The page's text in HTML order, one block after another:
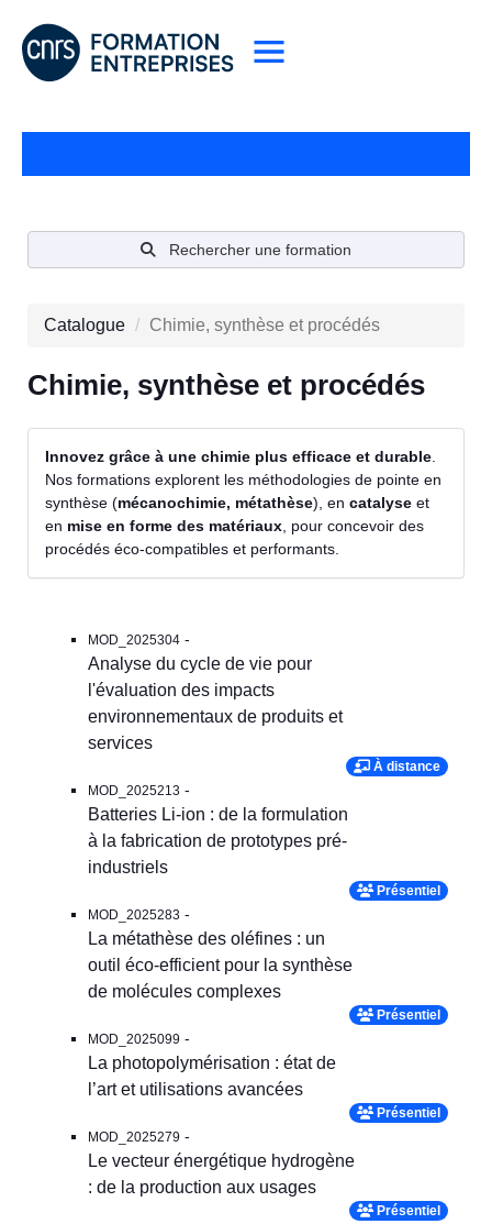
Rechercher une formation
Catalogue Chimie, synthèse et procédés
Chimie, synthèse et procédés
Innovez grâce à une chimie plus efficace et durable.
Nos formations explorent les méthodologies de pointe en
synthèse (mécanochimie, métathèse), en catalyse et
en mise en forme des matériaux, pour concevoir des
procédés éco-compatibles et performants.
MOD_2025304 -
Analyse du cycle de vie pour
l'évaluation des impacts
environnementaux de produits et
services
À distance
MOD_2025213 -
Batteries Li-ion : de la formulation
à la fabrication de prototypes pré-
industriels
Présentiel
MOD_2025283 -
La métathèse des oléfines : un
outil éco-efficient pour la synthèse
de molécules complexes
Présentiel
MOD_2025099 -
La photopolymérisation : état de
l’art et utilisations avancées
Présentiel
MOD_2025279 -
Le vecteur énergétique hydrogène
: de la production aux usages
Présentiel